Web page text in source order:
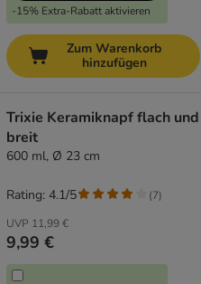
-15% Extra-Rabatt aktivieren
Zum Warenkorb
hinzufügen
Trixie Keramiknapf flach und
breit
600 ml, Ø 23 cm
UVP 11,99 €
9,99 €
Rating: 4.1/5 (7)